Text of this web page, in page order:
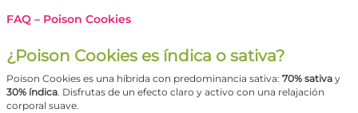
FAQ – Poison Cookies
¿Poison Cookies es índica o sativa?
Poison Cookies es una híbrida con predominancia sativa: 70% sativa y
30% índica. Disfrutas de un efecto claro y activo con una relajación
corporal suave.